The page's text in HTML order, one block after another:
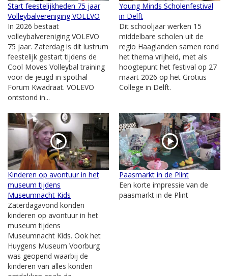
Start feestelijkheden 75 jaar
Volleybalvereniging VOLEVO
In 2026 bestaat
volleybalvereniging VOLEVO
75 jaar. Zaterdag is dit lustrum
feestelijk gestart tijdens de
Cool Moves Volleybal training
voor de jeugd in spothal
Forum Kwadraat. VOLEVO
ontstond in...
Young Minds Scholenfestival
in Delft
Dit schooljaar werken 15
middelbare scholen uit de
regio Haaglanden samen rond
het thema vrijheid, met als
hoogtepunt het festival op 27
maart 2026 op het Grotius
College in Delft.
Kinderen op avontuur in het
museum tijdens
Museumnacht Kids
Zaterdagavond konden
kinderen op avontuur in het
museum tijdens
Museumnacht Kids. Ook het
Huygens Museum Voorburg
was geopend waarbij de
kinderen van alles konden
Paasmarkt in de Plint
Een korte impressie van de
paasmarkt in de Plint